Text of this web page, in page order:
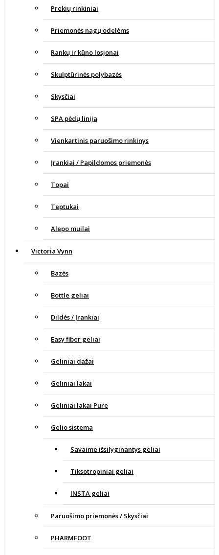
Prekių rinkiniai
Priemonės nagų odelėms
Rankų ir kūno losjonai
Skulptūrinės polybazės
Skysčiai
SPA pėdų linija
Vienkartinis paruošimo rinkinys
Įrankiai / Papildomos priemonės
Topai
Teptukai
Alepo muilai
Victoria Vynn
Bazės
Bottle geliai
Dildės / Įrankiai
Easy fiber geliai
Geliniai dažai
Geliniai lakai
Geliniai lakai Pure
Gelio sistema
Savaime išsilyginantys geliai
Tiksotropiniai geliai
INSTA geliai
Paruošimo priemonės / Skysčiai
PHARMFOOT